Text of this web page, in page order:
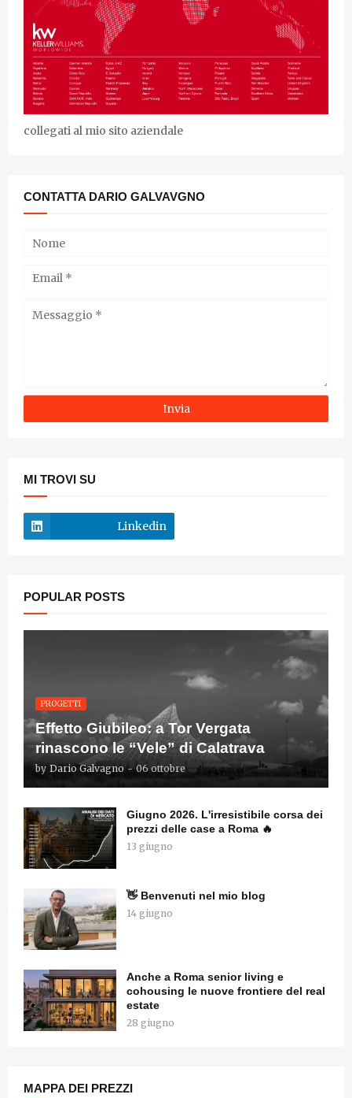
collegati al mio sito aziendale
CONTATTA DARIO GALVAVGNO
MI TROVI SU
Linkedin
POPULAR POSTS
PROGETTI
Effetto Giubileo: a Tor Vergata
rinascono le “Vele” di Calatrava
by Dario Galvagno - 06 ottobre
Giugno 2026. L'irresistibile corsa dei
prezzi delle case a Roma 🔥
13 giugno
👋 Benvenuti nel mio blog
14 giugno
Anche a Roma senior living e
cohousing le nuove frontiere del real
estate
28 giugno
MAPPA DEI PREZZI